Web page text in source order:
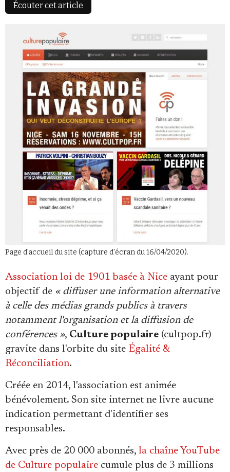
Faire un don
Demander à Vera
Écouter cet article
Page d'accueil du site (capture d'écran du 16/04/2020).
Association loi de 1901 basée à Nice ayant pour
objectif de « diffuser une information alternative
à celle des médias grands publics à travers
notamment l'organisation et la diffusion de
conférences », Culture populaire (cultpop.fr)
gravite dans l'orbite du site Égalité &
Réconciliation.
Créée en 2014, l'association est animée
bénévolement. Son site internet ne livre aucune
indication permettant d'identifier ses
responsables.
Avec près de 20 000 abonnés, la chaîne YouTube
de Culture populaire cumule plus de 3 millions